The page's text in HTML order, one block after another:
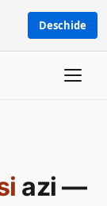
Deschide
azi —